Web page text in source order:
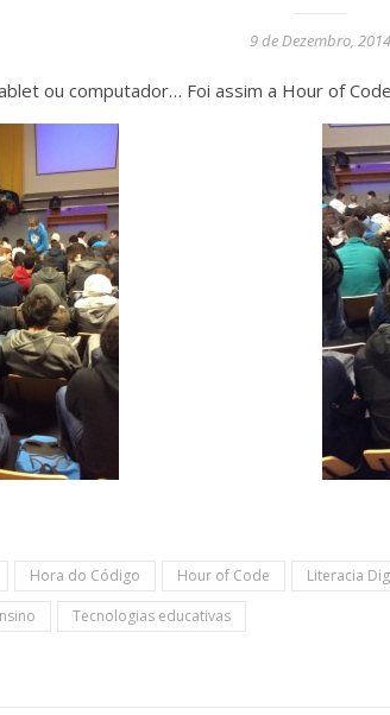
9 de Dezembro, 2014
ou computador… Foi assim a Hour of
Hora do Código Hour of Code Literacia
Tecnologias educativas